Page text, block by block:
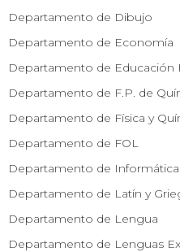
Departamento de Dibujo
Departamento de Economía
Departamento de Educación
Departamento de F.P. de
Departamento de Física y
Departamento de FOL
Departamento de Informática
Departamento de Latín y
Departamento de Lengua
Departamento de Lenguas